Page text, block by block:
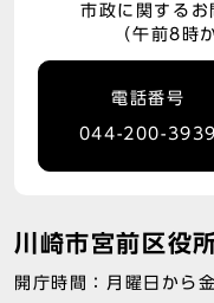
市政に関する
（午前8時
電話番号
044-200-3939
川崎市宮前区役
開庁時間：月曜日から